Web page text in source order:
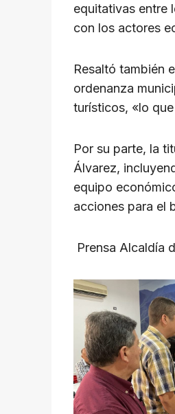
equitativas entre
con los actores
Resaltó también
ordenanza
turísticos, «lo
Por su parte, la
Álvarez,
equipo
acciones para el
Prensa Alcaldía